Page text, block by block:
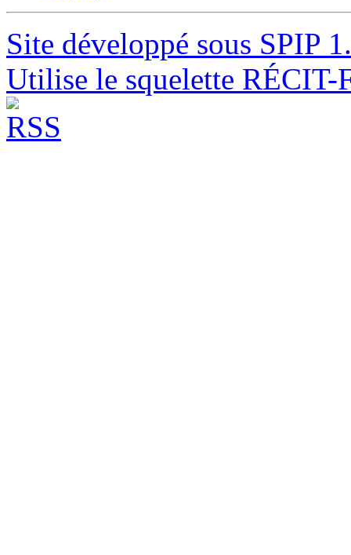
Site développé sous SPIP
Utilise le squelette RÉCIT-